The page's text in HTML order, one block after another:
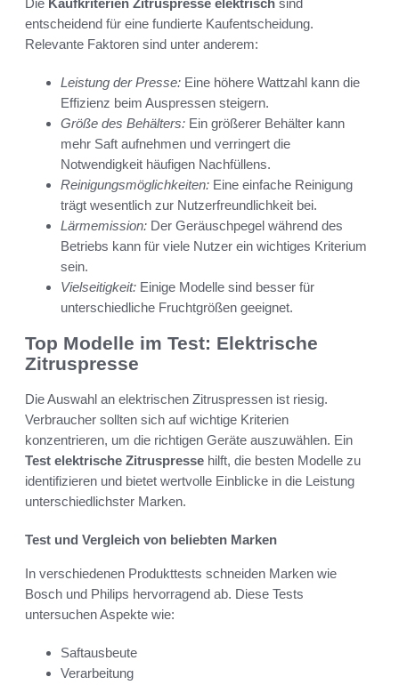
entscheidend für eine fundierte Kaufentscheidung.
Relevante Faktoren sind unter anderem:
Leistung der Presse: Eine höhere Wattzahl kann die
Effizienz beim Auspressen steigern.
Größe des Behälters: Ein größerer Behälter kann
mehr Saft aufnehmen und verringert die
Notwendigkeit häufigen Nachfüllens.
Reinigungsmöglichkeiten: Eine einfache Reinigung
trägt wesentlich zur Nutzerfreundlichkeit bei.
Lärmemission: Der Geräuschpegel während des
Betriebs kann für viele Nutzer ein wichtiges Kriterium
sein.
Vielseitigkeit: Einige Modelle sind besser für
unterschiedliche Fruchtgrößen geeignet.
Top Modelle im Test: Elektrische
Zitruspresse
Die Auswahl an elektrischen Zitruspressen ist riesig.
Verbraucher sollten sich auf wichtige Kriterien
konzentrieren, um die richtigen Geräte auszuwählen. Ein
Test elektrische Zitruspresse hilft, die besten Modelle zu
identifizieren und bietet wertvolle Einblicke in die Leistung
unterschiedlichster Marken.
Test und Vergleich von beliebten Marken
In verschiedenen Produkttests schneiden Marken wie
Bosch und Philips hervorragend ab. Diese Tests
untersuchen Aspekte wie:
Saftausbeute
Verarbeitung